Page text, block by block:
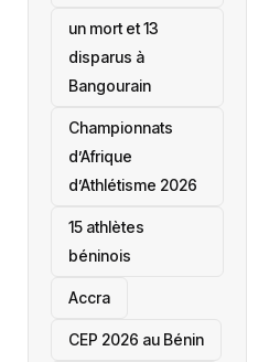
un mort et 13
disparus à
Bangourain
‎Championnats
d’Afrique
d’Athlétisme 2026
15 athlètes
béninois
Accra
‎CEP 2026 au Bénin